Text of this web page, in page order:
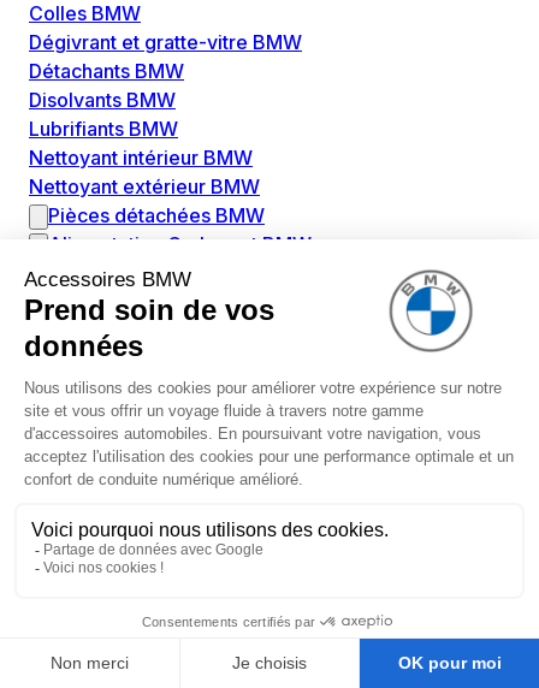
Colles BMW
Dégivrant et gratte-vitre BMW
Détachants BMW
Disolvants BMW
Lubrifiants BMW
Nettoyant intérieur BMW
Nettoyant extérieur BMW
Pièces détachées BMW
Alimentation Carburant BMW
Boitier papillon BMW
Faisceau de câble pour réservoir avec pompe
d'aspiration BMW
Injecteur BMW
Pompe à carburant BMW
Pompe diesel BMW
Allumage / Préchauffage BMW
Bobines d'allumage BMW
Bougie de préchauffage BMW
Amortissement BMW
Amortisseur de vibrations BMW